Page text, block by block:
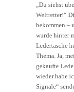
„Du siehst
Weltretter!“
bekommen –
wurde hinter
Ledertasche
Thema. Ja,
gekaufte
wieder habe
Signale“